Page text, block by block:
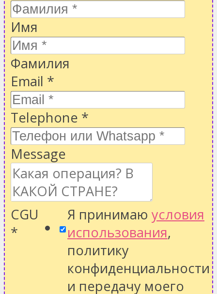
Имя
Фамилия
Email *
Telephone *
Message
CGU
*
Я принимаю условия
использования,
политику
конфиденциальности
и передачу моего